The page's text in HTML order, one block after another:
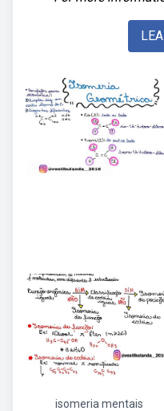
isomeria mentais